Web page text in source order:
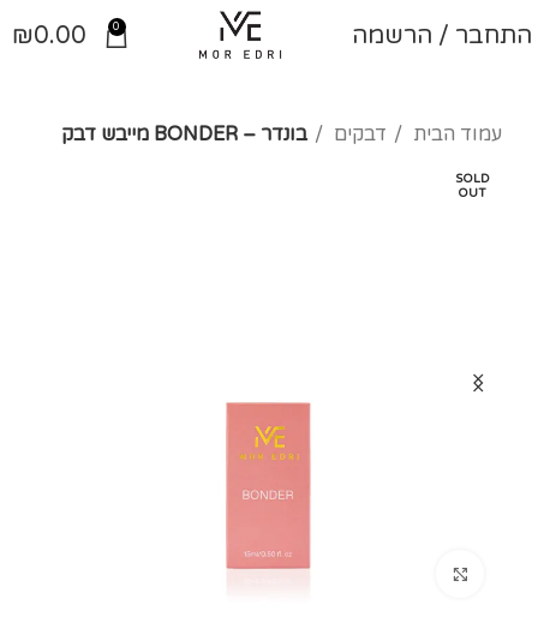
התחבר / הרשמה 0
₪0.00
עמוד הבית דבקים בונדר – BONDER מייבש דבק
SOLD
OUT
Click to enlarge